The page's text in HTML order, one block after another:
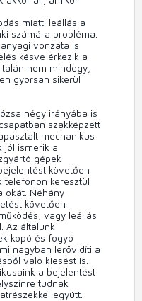
miatti leállás a
számára probléma.
vonzata is
késve érkezik a
nem mindegy,
gyorsan sikerül
négy irányába is
szakképzett
mechanikus
jól ismerik a
gépek
követően
telefonon keresztül
okát. Néhány
követően
vagy leállás
Az általunk
kopó és fogyó
nagyban lerövidíti a
való kiesést is.
a bejelentést
tudnak
együtt.